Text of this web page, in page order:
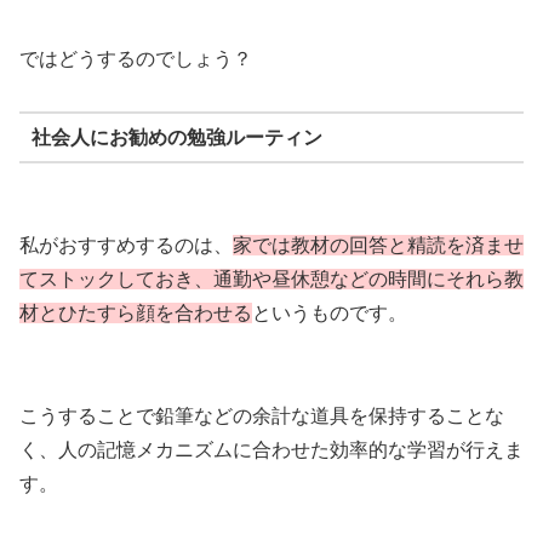
ではどうするのでしょう？
社会人にお勧めの勉強ルーティン
私がおすすめするのは、 家では教材の回答と精読を済ませ
てストックしておき、通勤や昼休憩などの時間にそれら教
材とひたすら顔を合わせる というものです。
こうすることで鉛筆などの余計な道具を保持することな
く、人の記憶メカニズムに合わせた効率的な学習が行えま
す。